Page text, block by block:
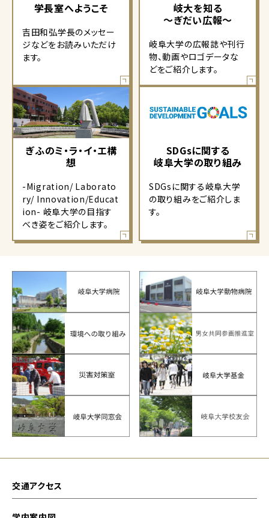
学長室へようこそ
吉田和弘学長のメッセー
ジなどをお読みいただけ
ます。
岐大を知る
～ぎだい広報～
岐阜大学の広報誌や刊行
物、動画やロゴデータな
どをご紹介します。
ぎふのミ・ラ・イ・エ構
想
-Migration/ Laborato
ry/ Innovation/Educat
ion- 岐阜大学の目指す
べき姿をご紹介します。
SDGsに関する
岐阜大学の取り組み
SDGsに関する岐阜大学
の取り組みをご紹介しま
す。
交通アクセス